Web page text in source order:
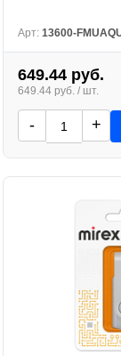
Арт: 13600-
649.44 руб.
649.44 руб. / шт.
- +